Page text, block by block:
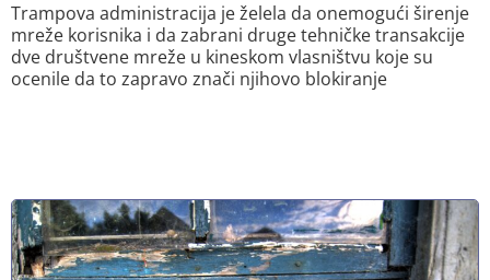
Trampova administracija je želela da onemogući širenje
mreže korisnika i da zabrani druge tehničke transakcije
dve društvene mreže u kineskom vlasništvu koje su
ocenile da to zapravo znači njihovo blokiranje